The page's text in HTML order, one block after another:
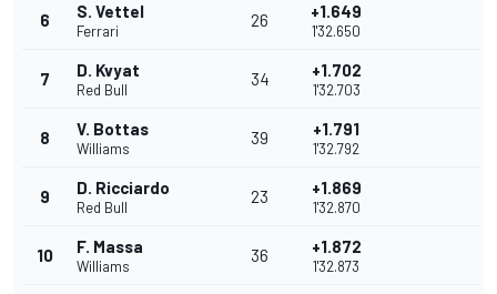
6 S. Vettel
Ferrari
26 +1.649
1'32.650
7 D. Kvyat
Red Bull
34 +1.702
1'32.703
8 V. Bottas
Williams
39 +1.791
1'32.792
9 D. Ricciardo
Red Bull
23 +1.869
1'32.870
10 F. Massa
Williams
36 +1.872
1'32.873